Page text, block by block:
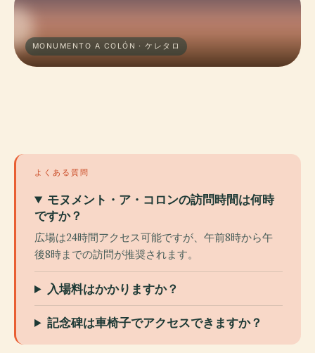
MONUMENTO A COLÓN · ケレタロ
よくある質問
モヌメント・ア・コロンの訪問時間は何時
ですか？
広場は24時間アクセス可能ですが、午前8時から午
後8時までの訪問が推奨されます。
入場料はかかりますか？
記念碑は車椅子でアクセスできますか？